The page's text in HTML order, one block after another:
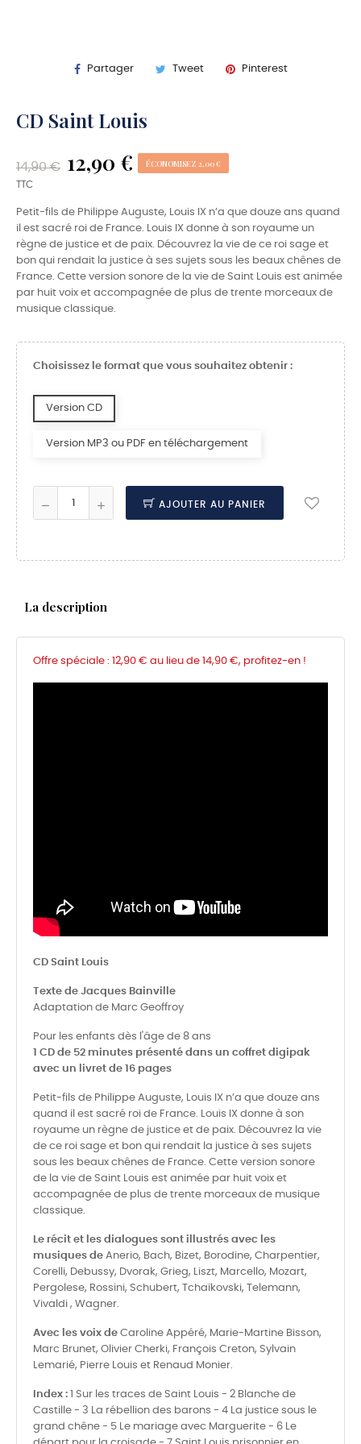
Partager Tweet Pinterest
CD Saint Louis
14,90 € 12,90 € ÉCONOMISEZ 2,00 €
TTC
Petit-fils de Philippe Auguste, Louis IX n’a que douze ans quand
il est sacré roi de France. Louis IX donne à son royaume un
règne de justice et de paix. Découvrez la vie de ce roi sage et
bon qui rendait la justice à ses sujets sous les beaux chênes de
France. Cette version sonore de la vie de Saint Louis est animée
par huit voix et accompagnée de plus de trente morceaux de
musique classique.
Choisissez le format que vous souhaitez obtenir :
Version CD
Version MP3 ou PDF en téléchargement
AJOUTER AU PANIER
La description
Offre spéciale : 12,90 € au lieu de 14,90 €, profitez-en !
CD Saint Louis
Texte de Jacques Bainville
Adaptation de Marc Geoffroy
Pour les enfants dès l'âge de 8 ans
1 CD de 52 minutes présenté dans un coffret digipak
avec un livret de 16 pages
Petit-fils de Philippe Auguste, Louis IX n’a que douze ans
quand il est sacré roi de France. Louis IX donne à son
royaume un règne de justice et de paix. Découvrez la vie
de ce roi sage et bon qui rendait la justice à ses sujets
sous les beaux chênes de France. Cette version sonore
de la vie de Saint Louis est animée par huit voix et
accompagnée de plus de trente morceaux de musique
classique.
Le récit et les dialogues sont illustrés avec les
musiques de Anerio, Bach, Bizet, Borodine, Charpentier,
Corelli, Debussy, Dvorak, Grieg, Liszt, Marcello, Mozart,
Pergolese, Rossini, Schubert, Tchaïkovski, Telemann,
Vivaldi , Wagner.
Avec les voix de Caroline Appéré, Marie-Martine Bisson,
Marc Brunet, Olivier Cherki, François Creton, Sylvain
Lemarié, Pierre Louis et Renaud Monier.
Index : 1 Sur les traces de Saint Louis - 2 Blanche de
Castille - 3 La rébellion des barons - 4 La justice sous le
grand chêne - 5 Le mariage avec Marguerite - 6 Le